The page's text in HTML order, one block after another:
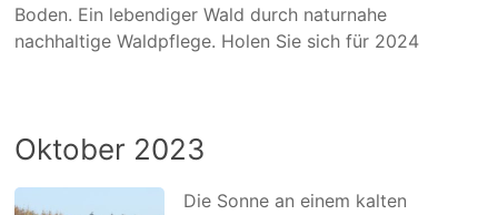
Boden. Ein lebendiger Wald durch naturnahe
nachhaltige Waldpflege. Holen Sie sich für 2024
Oktober 2023
Die Sonne an einem kalten